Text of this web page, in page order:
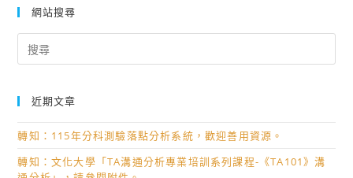
網站搜尋
for:
近期文章
轉知：115年分科測驗落點分析系統，歡迎善用資源。
轉知：文化大學「TA溝通分析專業培訓系列課程-《TA101》溝